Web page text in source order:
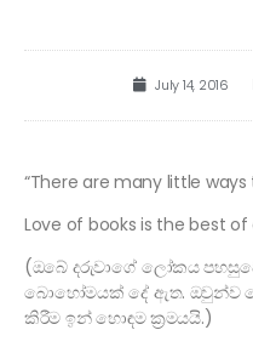
July 14, 2016
“There are many little ways
Love of books is the best of
(ඔබේ දරුවාගේ ලෝකය
බොහෝමයක් දේ ඇත. ඔවුන්ව
කිරීම ඉන් හොඳම ක්‍රමයයි.)